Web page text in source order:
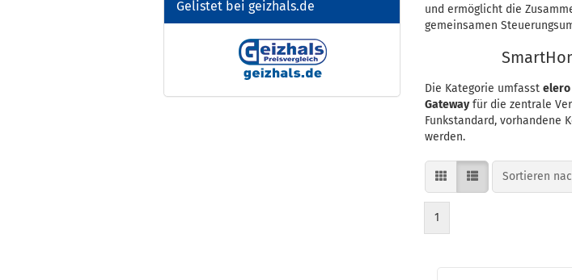
und ermöglicht die
gemeinsamen
Die Kategorie umfasstelero
Gatewayfür die zentrale
Funkstandard, vorhandene
werden.
Sortieren
Sortieren
1
Gelistet bei geizhals.de